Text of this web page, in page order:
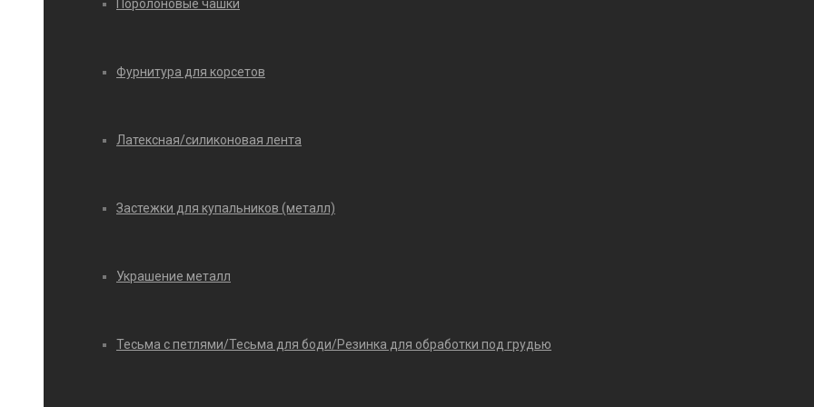
Поролоновые чашки
Фурнитура для корсетов
Латексная/силиконовая лента
Застежки для купальников (металл)
Украшение металл
Тесьма с петлями/Тесьма для боди/Резинка для обработки под грудью